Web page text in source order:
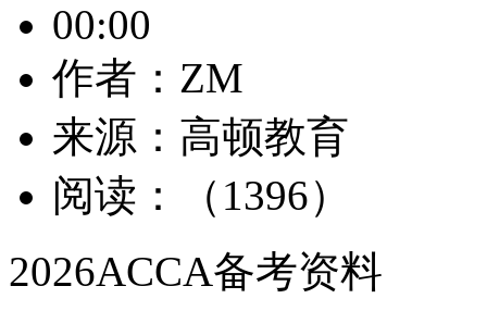
00:00
作者：ZM
来源：高顿教育
阅读：（1396）
2026ACCA备考资料